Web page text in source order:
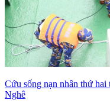
Cứu sống nạn nhân thứ
Nghê